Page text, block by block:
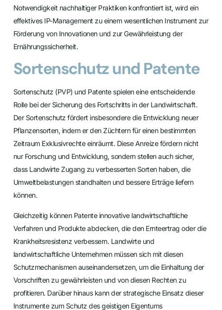
Notwendigkeit nachhaltiger Praktiken konfrontiert ist, wird ein
effektives IP-Management zu einem wesentlichen Instrument zur
Förderung von Innovationen und zur Gewährleistung der
Ernährungssicherheit.
Sortenschutz und Patente
Sortenschutz (PVP) und Patente spielen eine entscheidende
Rolle bei der Sicherung des Fortschritts in der Landwirtschaft.
Der Sortenschutz fördert insbesondere die Entwicklung neuer
Pflanzensorten, indem er den Züchtern für einen bestimmten
Zeitraum Exklusivrechte einräumt. Diese Anreize fördern nicht
nur Forschung und Entwicklung, sondern stellen auch sicher,
dass Landwirte Zugang zu verbesserten Sorten haben, die
Umweltbelastungen standhalten und bessere Erträge liefern
können.
Gleichzeitig können Patente innovative landwirtschaftliche
Verfahren und Produkte abdecken, die den Ernteertrag oder die
Krankheitsresistenz verbessern. Landwirte und
landwirtschaftliche Unternehmen müssen sich mit diesen
Schutzmechanismen auseinandersetzen, um die Einhaltung der
Vorschriften zu gewährleisten und von diesen Rechten zu
profitieren. Darüber hinaus kann der strategische Einsatz dieser
Instrumente zum Schutz des geistigen Eigentums